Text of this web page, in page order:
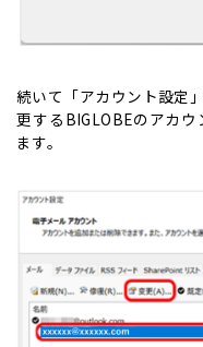
続いて「アカウント設定
更するBIGLOBEのアカ
ます。